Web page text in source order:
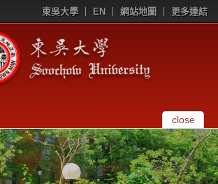
東吳大學 EN 網站地圖 更多連結
close